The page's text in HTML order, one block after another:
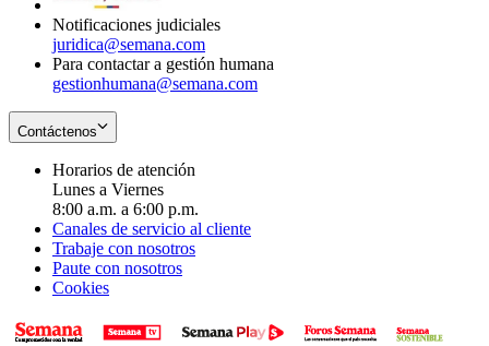
Notificaciones judiciales
juridica@semana.com
Para contactar a gestión humana
gestionhumana@semana.com
Contáctenos
Horarios de atención
Lunes a Viernes
8:00 a.m. a 6:00 p.m.
Canales de servicio al cliente
Trabaje con nosotros
Paute con nosotros
Cookies